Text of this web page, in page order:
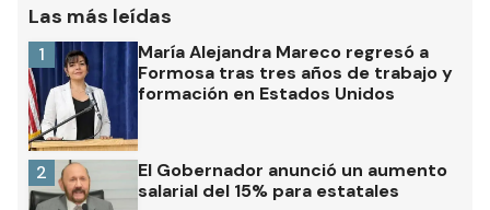
Las más leídas
María Alejandra Mareco regresó a
Formosa tras tres años de trabajo y
formación en Estados Unidos
1
El Gobernador anunció un aumento
salarial del 15% para estatales
2